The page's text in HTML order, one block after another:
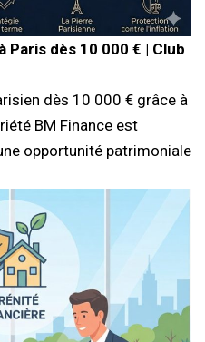
dès 10 000 € | Club
dès 10 000 € grâce à
BM Finance est
opportunité patrimoniale